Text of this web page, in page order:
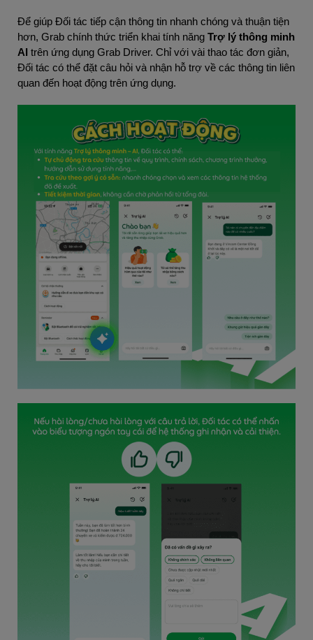
Để giúp Đối tác tiếp cận thông tin nhanh chóng và thuận tiện
hơn, Grab chính thức triển khai tính năng Trợ lý thông minh
AI trên ứng dụng Grab Driver. Chỉ với vài thao tác đơn giản,
Đối tác có thể đặt câu hỏi và nhận hỗ trợ về các thông tin liên
quan đến hoạt động trên ứng dụng.